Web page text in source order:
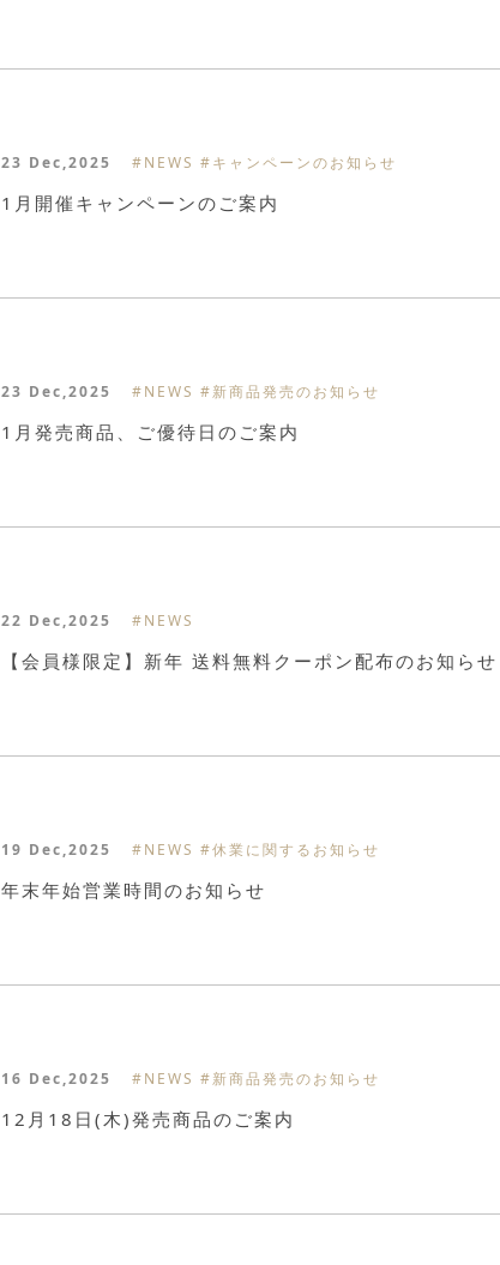
23 Dec,2025 #NEWS#キャンペーンのお知らせ
1月開催キャンペーンのご案内
23 Dec,2025 #NEWS#新商品発売のお知らせ
1月発売商品、ご優待日のご案内
22 Dec,2025 #NEWS
【会員様限定】新年 送料無料クーポン配布のお知らせ
19 Dec,2025 #NEWS#休業に関するお知らせ
年末年始営業時間のお知らせ
16 Dec,2025 #NEWS#新商品発売のお知らせ
12月18日(木)発売商品のご案内